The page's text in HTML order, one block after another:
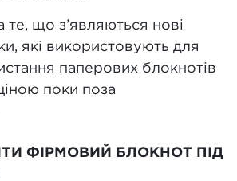
що з’являються нові
які використовують для
паперових блокнотів
поки поза
ФІРМОВИЙ БЛОКНОТ ПІД